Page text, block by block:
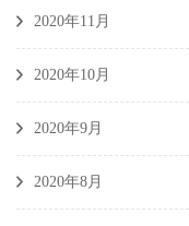
2020年11月
2020年10月
2020年9月
2020年8月